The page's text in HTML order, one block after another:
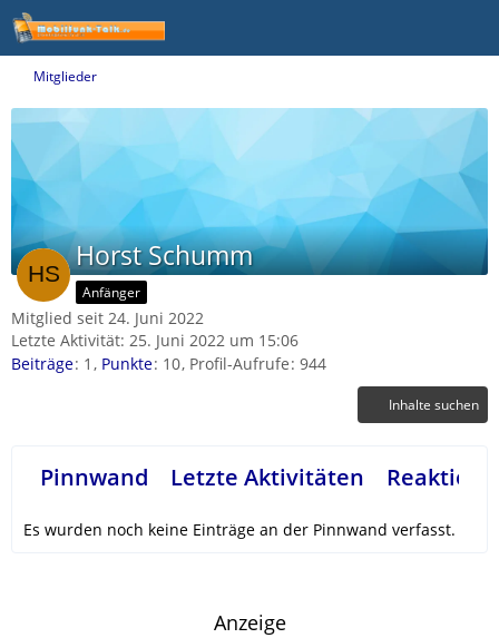
Mitglieder
Horst Schumm
Anfänger
Mitglied seit 24. Juni 2022
Letzte Aktivität: 25. Juni 2022 um 15:06
Beiträge 1 Punkte 10 Profil-Aufrufe 944
Inhalte suchen
Pinnwand Letzte Aktivitäten
Es wurden noch keine Einträge an der Pinnwand verfasst.
Anzeige